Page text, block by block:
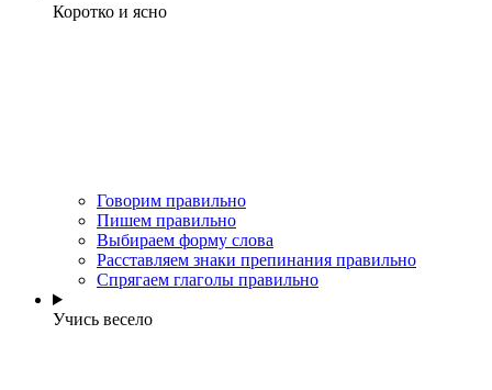
Коротко и ясно
Говорим правильно
Пишем правильно
Выбираем форму слова
Расставляем знаки препинания правильно
Спрягаем глаголы правильно
Учись весело